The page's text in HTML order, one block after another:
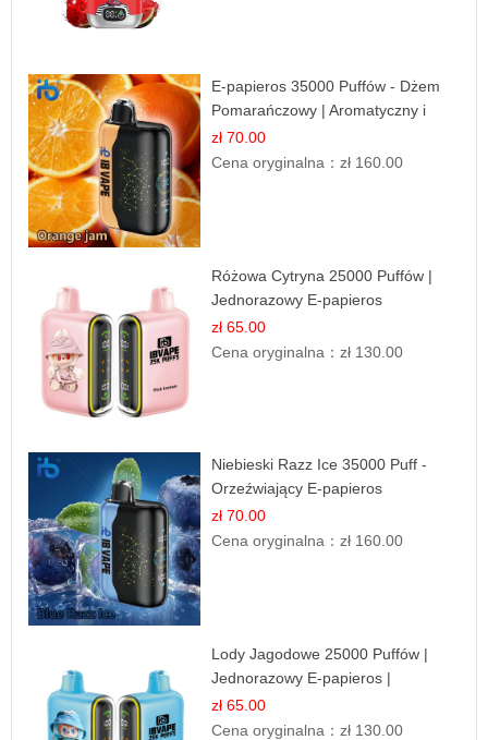
E-papieros 35000 Puffów - Dżem
Pomarańczowy | Aromatyczny i
Długotrwały
zł 70.00
Cena oryginalna：zł 160.00
Różowa Cytryna 25000 Puffów |
Jednorazowy E-papieros
zł 65.00
Cena oryginalna：zł 130.00
Niebieski Razz Ice 35000 Puff -
Orzeźwiający E-papieros
Jednorazowy | IBVAPE
zł 70.00
Cena oryginalna：zł 160.00
Lody Jagodowe 25000 Puffów |
Jednorazowy E-papieros |
Deserowy Smak
zł 65.00
Cena oryginalna：zł 130.00